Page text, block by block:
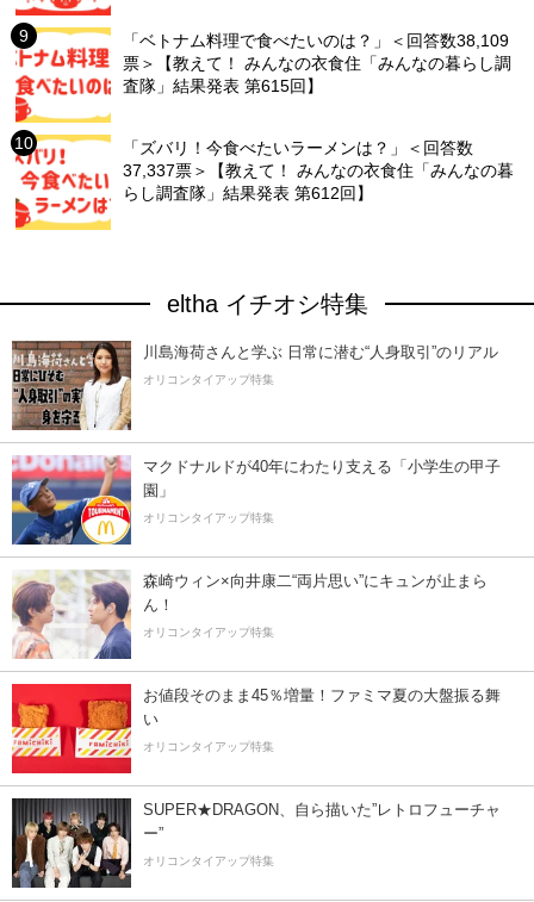
「ベトナム料理で食べたいのは？」＜回答数38,109
票＞【教えて！ みんなの衣食住「みんなの暮らし調
査隊」結果発表 第615回】
「ズバリ！今食べたいラーメンは？」＜回答数
37,337票＞【教えて！ みんなの衣食住「みんなの暮
らし調査隊」結果発表 第612回】
eltha イチオシ特集
川島海荷さんと学ぶ 日常に潜む“人身取引”のリアル
オリコンタイアップ特集
マクドナルドが40年にわたり支える「小学生の甲子
園」
オリコンタイアップ特集
森崎ウィン×向井康二“両片思い”にキュンが止まら
ん！
オリコンタイアップ特集
お値段そのまま45％増量！ファミマ夏の大盤振る舞
い
オリコンタイアップ特集
SUPER★DRAGON、自ら描いた”レトロフューチャ
ー”
オリコンタイアップ特集